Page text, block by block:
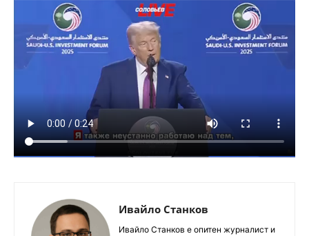
Ивайло Станков
Ивайло Станков е опитен журналист и